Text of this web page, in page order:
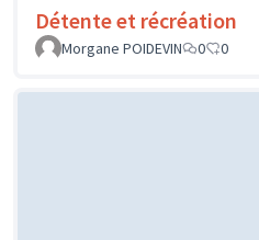
Détente et récréation
Morgane POIDEVIN
0 0